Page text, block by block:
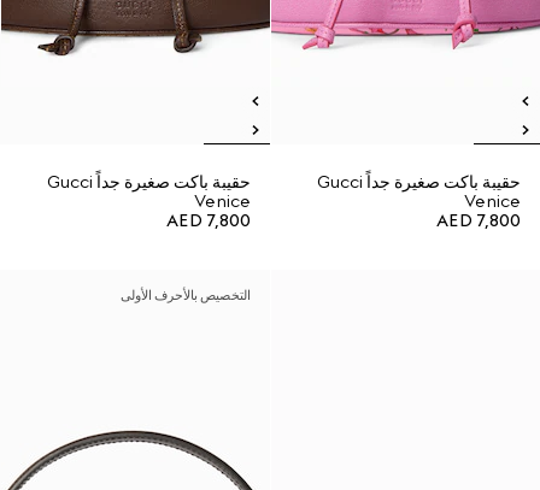
حقيبة باكت صغيرة جداً Gucci
Venice
AED 7,800
حقيبة باكت صغيرة جداً Gucci
Venice
AED 7,800
التخصيص بالأحرف الأولى